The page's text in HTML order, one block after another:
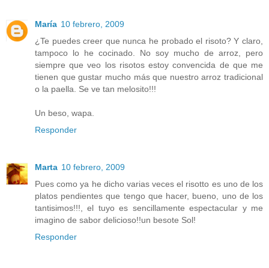
María 10 febrero, 2009
¿Te puedes creer que nunca he probado el risoto? Y claro,
tampoco lo he cocinado. No soy mucho de arroz, pero
siempre que veo los risotos estoy convencida de que me
tienen que gustar mucho más que nuestro arroz tradicional
o la paella. Se ve tan melosito!!!
Un beso, wapa.
Responder
Marta 10 febrero, 2009
Pues como ya he dicho varias veces el risotto es uno de los
platos pendientes que tengo que hacer, bueno, uno de los
tantisimos!!!, el tuyo es sencillamente espectacular y me
imagino de sabor delicioso!!un besote Sol!
Responder